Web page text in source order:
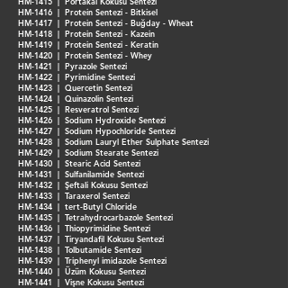
HM-1416 | Protein Sentezi - Bitkisel
HM-1417 | Protein Sentezi - Buğday - Wheat
HM-1418 | Protein Sentezi - Kazein
HM-1419 | Protein Sentezi - Keratin
HM-1420 | Protein Sentezi - Whey
HM-1421 | Pyrazole Sentezi
HM-1422 | Pyrimidine Sentezi
HM-1423 | Quercetin Sentezi
HM-1424 | Quinazolin Sentezi
HM-1425 | Resveratrol Sentezi
HM-1426 | Sodium Hydroxide Sentezi
HM-1427 | Sodium Hypochloride Sentezi
HM-1428 | Sodium Lauryl Ether Sulphate Sentezi
HM-1429 | Sodium Stearate Sentezi
HM-1430 | Stearic Acid Sentezi
HM-1431 | Sulfanilamide Sentezi
HM-1432 | Şeftali Kokusu Sentezi
HM-1433 | Taraxerol Sentezi
HM-1434 | tert-Butyl Chloride
HM-1435 | Tetrahydrocarbazole Sentezi
HM-1436 | Thiopyrimidine Sentezi
HM-1437 | Tiryandafil Kokusu Sentezi
HM-1438 | Tolbutamide Sentezi
HM-1439 | Triphenyl imidazole Sentezi
HM-1440 | Üzüm Kokusu Sentezi
HM-1441 | Vişne Kokusu Sentezi